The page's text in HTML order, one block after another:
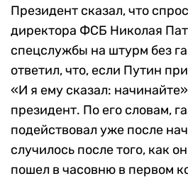
Президент сказал, что
директора ФСБ Николая
спецслужбы на штурм без
ответил, что, если Путин
«И я ему сказал:
президент. По его словам,
подействовал уже после
случилось после того, как
пошел в часовню в первом